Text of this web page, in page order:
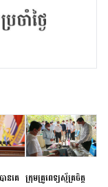
ានគេ ក្រុមគ្រូពេទ្យស្ម័គ្រចិត្ត